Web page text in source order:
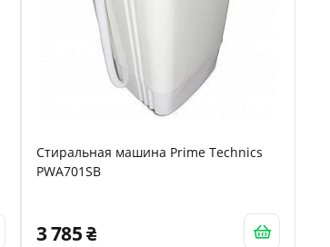
Стиральная машина Prime Technics
PWA701SB
3 785